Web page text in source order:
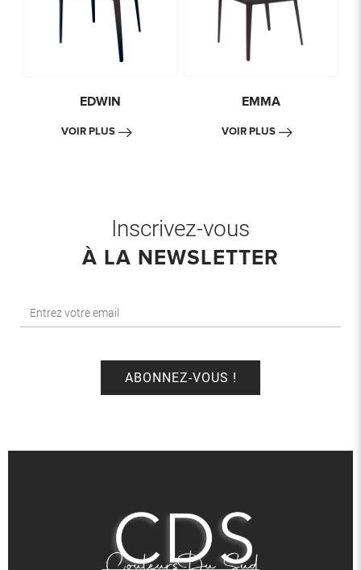
EDWIN
VOIR PLUS
EMMA
VOIR PLUS
Inscrivez-vous
À LA NEWSLETTER